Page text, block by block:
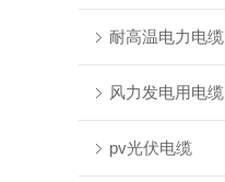
耐高温电力电缆
风力发电用电缆
pv光伏电缆